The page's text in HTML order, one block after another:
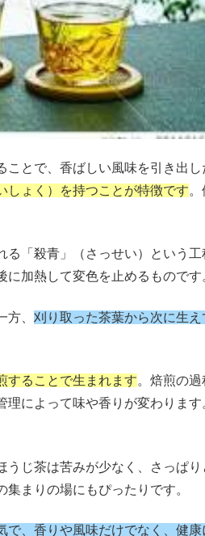
とで、香ばしい風味を引き出し
しょく）を持つことが特徴です
「殺青」（さっせい）という工
加熱して変色を止めるものです
方、 刈り取った茶葉から次に生
することで生まれます。焙煎の
によって味や香りが変わりま
じ茶は苦みが少なく、さっぱり
まりの場にもぴったりです。
、香りや風味だけでなく、健